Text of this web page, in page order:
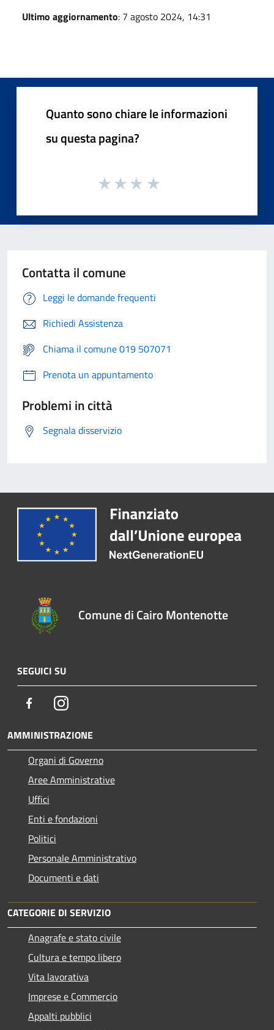
Ultimo aggiornamento: 7 agosto 2024, 14:31
Quanto sono chiare le informazioni
su questa pagina?
Contatta il comune
Leggi le domande frequenti
Richiedi Assistenza
Chiama il comune 019 507071
Prenota un appuntamento
Problemi in città
Segnala disservizio
Comune di Cairo Montenotte
SEGUICI SU
FacebookInstagram
AMMINISTRAZIONE
Organi di Governo
Aree Amministrative
Uffici
Enti e fondazioni
Politici
Personale Amministrativo
Documenti e dati
CATEGORIE DI SERVIZIO
Anagrafe e stato civile
Cultura e tempo libero
Vita lavorativa
Imprese e Commercio
Appalti pubblici